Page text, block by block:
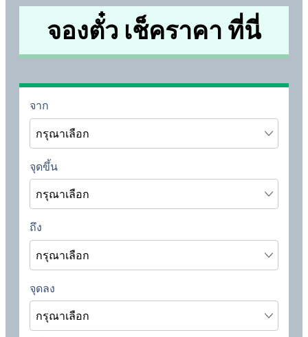
จองตั๋ว เช็คราคา ที่นี่